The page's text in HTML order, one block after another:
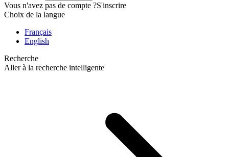
Vous n'avez pas de compte ?S'inscrire
Choix de la langue
Français
English
Recherche
Aller à la recherche intelligente